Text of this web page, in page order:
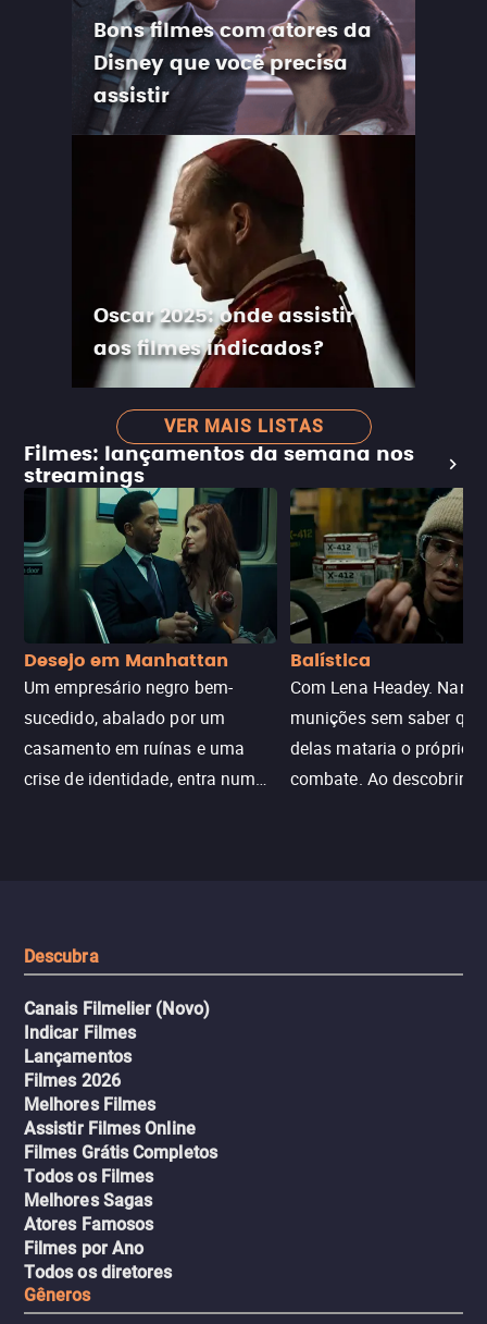
Bons filmes com atores da
Disney que você precisa
assistir
Oscar 2025: onde assistir
aos filmes indicados?
VER MAIS LISTAS
Filmes: lançamentos da semana nos
streamings
Desejo em Manhattan
Um empresário negro bem-
sucedido, abalado por um
casamento em ruínas e uma
crise de identidade, entra num
Balística
Com Lena Headey.
munições sem saber
delas mataria o próprio
combate. Ao descobrir a
Descubra
Canais Filmelier (Novo)
Indicar Filmes
Lançamentos
Filmes 2026
Melhores Filmes
Assistir Filmes Online
Filmes Grátis Completos
Todos os Filmes
Melhores Sagas
Atores Famosos
Filmes por Ano
Todos os diretores
Gêneros